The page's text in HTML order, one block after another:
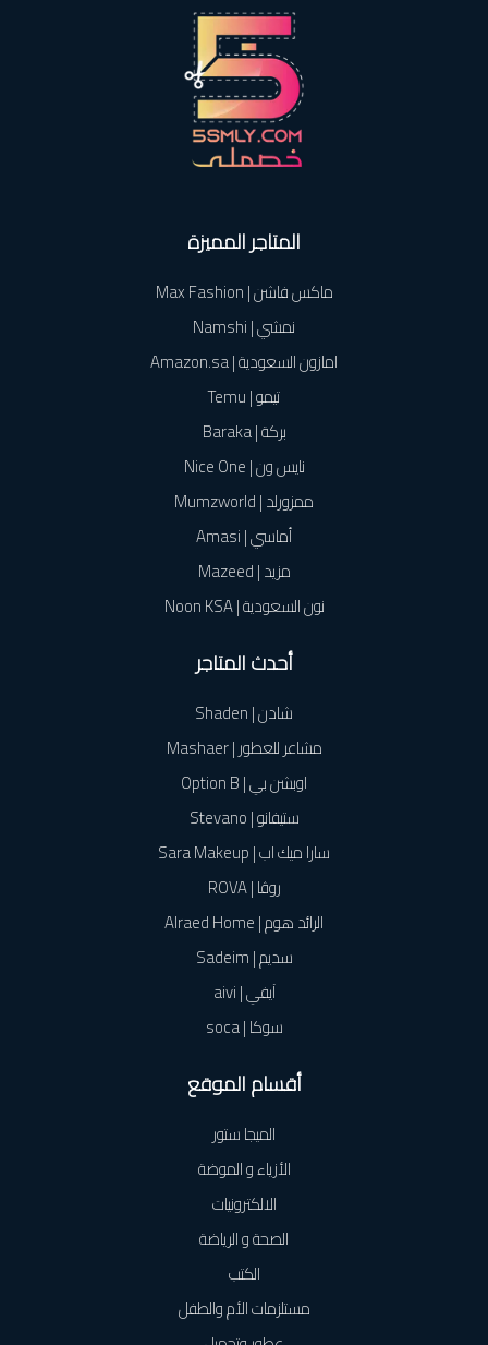
المتاجر المميزة
ماكس فاشن | Max Fashion
نمشي | Namshi
امازون السعودية | Amazon.sa
تيمو | Temu
بركة | Baraka
نايس ون | Nice One
ممزورلد | Mumzworld
أماسي | Amasi
مزيد | Mazeed
نون السعودية | Noon KSA
أحدث المتاجر
شادن | Shaden
مشاعر للعطور | Mashaer
اوبشن بي | Option B
ستيفانو | Stevano
سارا ميك اب | Sara Makeup
روڤا | ROVA
الرائد هوم | Alraed Home
سديم | Sadeim
آيفي | aivi
سوكا | soca
أقسام الموقع
الميجا ستور
الأزياء و الموضة
الالكترونيات
الصحة و الرياضة
الكتب
مستلزمات الأم والطفل